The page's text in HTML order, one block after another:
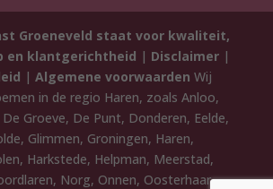
Groeneveld staat voor kwaliteit,
en klantgerichtheid | Disclaimer |
|Algemene voorwaarden Wij
in de regio Haren, zoals Anloo,
Groeve, De Punt, Donderen, Eelde,
Glimmen, Groningen, Haren,
Harkstede, Helpman, Meerstad,
Norg, Onnen, Oosterhaar,